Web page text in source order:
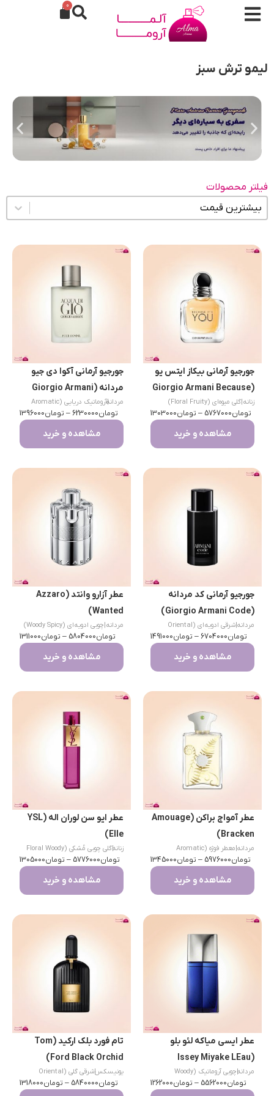
0
لیمو ترش سبز
فیلتر محصولات
مرتب سازی محتوا
جورجیو آرمانی بیکاز ایتس یو
(Giorgio Armani Because
It’s You)
زنانه گلی میوه‌ای (Floral Fruity)
تومان5767000
– تومان1303000
مشاهده و خرید
جورجیو آرمانی آکوا دی جیو
مردانه (Giorgio Armani
Acqua di Gio)
مردانه
|
آروماتیک دریایی (Aromatic
Aquatic)تومان6230000
– تومان1396000
مشاهده و خرید
جورجیو آرمانی کد مردانه
(Giorgio Armani Code)
مردانه |
شرقی ادویه‌ای (Oriental
Spicy)تومان6704000
– تومان1491000
مشاهده و خرید
عطر آزارو وانتد (Azzaro
Wanted)
مردانه چوبی ادویه‌ای (Woody Spicy)
تومان5804000
– تومان1311000
مشاهده و خرید
عطر آمواج براکن (Amouage
Bracken)
مردانه
معطر فوژه (Aromatic
Fougere)تومان5976000
– تومان1345000
مشاهده و خرید
عطر ایو سن لوران اله (YSL
Elle)
زنانه|
گلی چوبی مُشکی (Floral Woody
Musk)
تومان5776000
– تومان1305000
مشاهده و خرید
عطر ایسی میاکه لئو بلو
(Issey Miyake LEau
Bleue)
مردانه
|
چوبی آروماتیک (Woody
Aromatic)تومان5562000
– تومان1262000
تام فورد بلک ارکید (Tom
Ford Black Orchid)
یونیسکس|
شرقی گلی (Oriental
Floral) تومان5840000
– تومان1318000